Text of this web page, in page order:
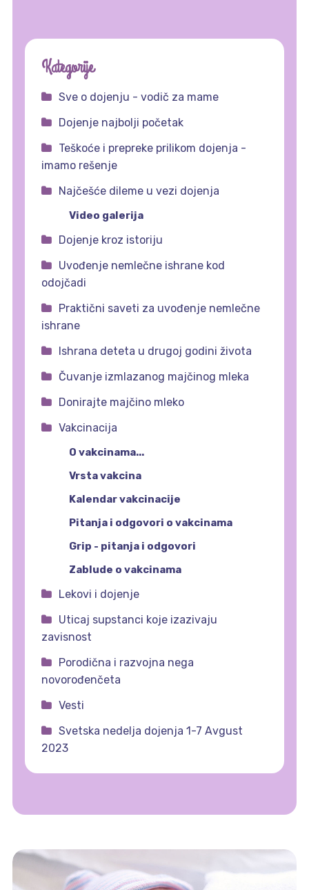
Kategorije
Sve o dojenju - vodič za mame
Dojenje najbolji početak
Teškoće i prepreke prilikom dojenja -
imamo rešenje
Najčešće dileme u vezi dojenja
Video galerija
Dojenje kroz istoriju
Uvođenje nemlečne ishrane kod
odojčadi
Praktični saveti za uvođenje nemlečne
ishrane
Ishrana deteta u drugoj godini života
Čuvanje izmlazanog majčinog mleka
Donirajte majčino mleko
Vakcinacija
O vakcinama...
Vrsta vakcina
Kalendar vakcinacije
Pitanja i odgovori o vakcinama
Grip - pitanja i odgovori
Zablude o vakcinama
Lekovi i dojenje
Uticaj supstanci koje izazivaju
zavisnost
Porodična i razvojna nega
novorođenčeta
Vesti
Svetska nedelja dojenja 1-7 Avgust
2023